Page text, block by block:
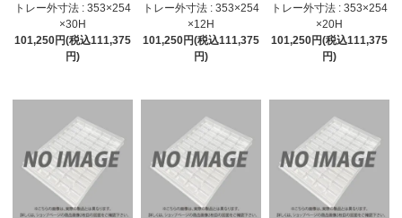
トレー外寸法 : 353×254
×30H
101,250円(税込111,375
円)
トレー外寸法 : 353×254
×12H
101,250円(税込111,375
円)
トレー外寸法 : 353×254
×20H
101,250円(税込111,375
円)